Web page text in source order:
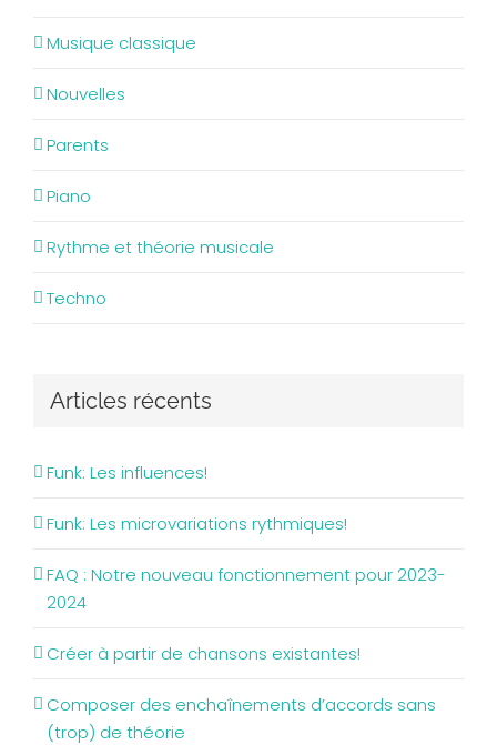
Musique classique
Nouvelles
Parents
Piano
Rythme et théorie musicale
Techno
Articles récents
Funk: Les influences!
Funk: Les microvariations rythmiques!
FAQ : Notre nouveau fonctionnement pour 2023-
2024
Créer à partir de chansons existantes!
Composer des enchaînements d’accords sans
(trop) de théorie